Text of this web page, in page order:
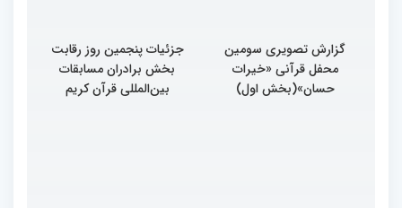
گزارش تصویری سومین
محفل قرآنی «خیرات
حسان»(بخش اول)
جزئیات پنجمین روز رقابت
بخش برادران مسابقات
بین‌المللی قرآن کریم